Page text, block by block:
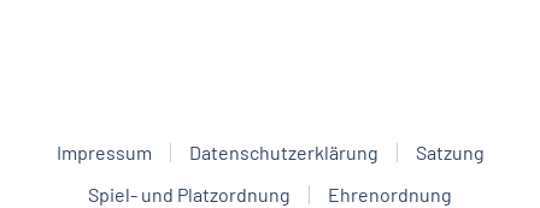
Impressum Datenschutzerklärung
Satzung
Spiel- und Platzordnung
Ehrenordnung